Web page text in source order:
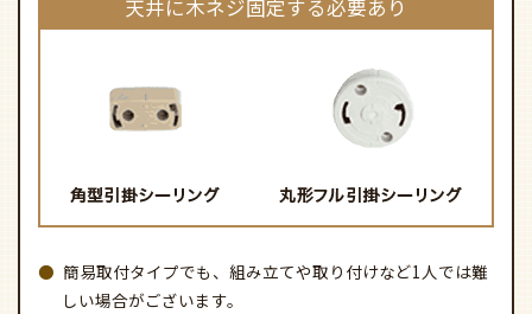
天井に木ネジ固定する必要あり
簡易取付タイプでも、組み立てや取り付けなど1人では難
しい場合がございます。